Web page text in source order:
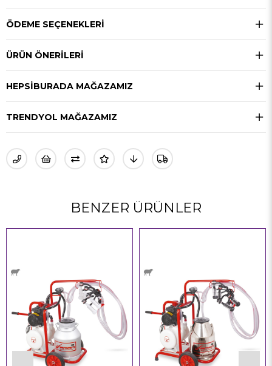
ÖDEME SEÇENEKLERI
ÜRÜN ÖNERILERI
HEPSIBURADA MAĞAZAMIZ
TRENDYOL MAĞAZAMIZ
BENZER ÜRÜNLER